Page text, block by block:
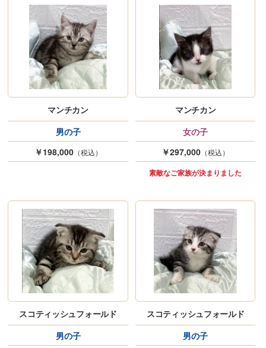
マンチカン
男の子
￥198,000（税込）
マンチカン
女の子
￥297,000 （税込）
素敵なご家族が決まりました
スコティッシュフォールド
男の子
スコティッシュフォールド
男の子